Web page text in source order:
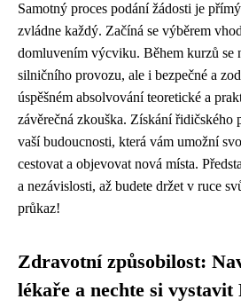
Samotný proces podání žádosti je
zvládne každý. Začíná se výběrem
domluvením výcviku. Během kurzů se
silničního provozu, ale i bezpečné a
úspěšném absolvování teoretické a
závěrečná zkouška. Získání řidičského
vaší budoucnosti, která vám umožní
cestovat a objevovat nová místa.
a nezávislosti, až budete držet v ruce
průkaz!
Zdravotní způsobilost:
lékaře a nechte si vystavit